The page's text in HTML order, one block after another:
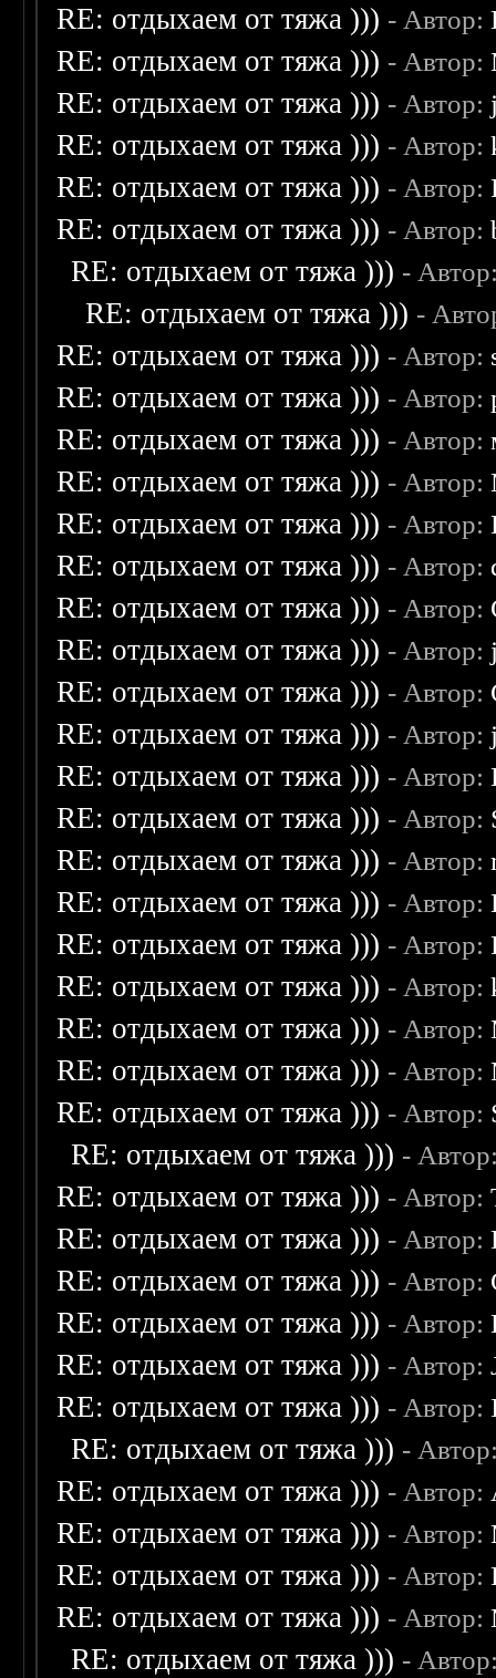
RE: отдыхаем от тяжа ))) - Автор:
RE: отдыхаем от тяжа ))) - Автор:
RE: отдыхаем от тяжа ))) - Автор:
RE: отдыхаем от тяжа ))) - Автор:
RE: отдыхаем от тяжа ))) - Автор:
RE: отдыхаем от тяжа ))) - Автор:
RE: отдыхаем от тяжа ))) -
RE: отдыхаем от тяжа ))) -
RE: отдыхаем от тяжа ))) - Автор:
RE: отдыхаем от тяжа ))) - Автор:
RE: отдыхаем от тяжа ))) - Автор:
RE: отдыхаем от тяжа ))) - Автор:
RE: отдыхаем от тяжа ))) - Автор:
RE: отдыхаем от тяжа ))) - Автор:
RE: отдыхаем от тяжа ))) - Автор:
RE: отдыхаем от тяжа ))) - Автор:
RE: отдыхаем от тяжа ))) - Автор:
RE: отдыхаем от тяжа ))) - Автор:
RE: отдыхаем от тяжа ))) - Автор:
RE: отдыхаем от тяжа ))) - Автор:
RE: отдыхаем от тяжа ))) - Автор:
RE: отдыхаем от тяжа ))) - Автор:
RE: отдыхаем от тяжа ))) - Автор:
RE: отдыхаем от тяжа ))) - Автор:
RE: отдыхаем от тяжа ))) - Автор:
RE: отдыхаем от тяжа ))) - Автор:
RE: отдыхаем от тяжа ))) - Автор:
RE: отдыхаем от тяжа ))) -
RE: отдыхаем от тяжа ))) - Автор:
RE: отдыхаем от тяжа ))) - Автор:
RE: отдыхаем от тяжа ))) - Автор:
RE: отдыхаем от тяжа ))) - Автор:
RE: отдыхаем от тяжа ))) - Автор:
RE: отдыхаем от тяжа ))) - Автор:
RE: отдыхаем от тяжа ))) -
RE: отдыхаем от тяжа ))) - Автор:
RE: отдыхаем от тяжа ))) - Автор:
RE: отдыхаем от тяжа ))) - Автор:
RE: отдыхаем от тяжа ))) - Автор:
RE: отдыхаем от тяжа ))) -